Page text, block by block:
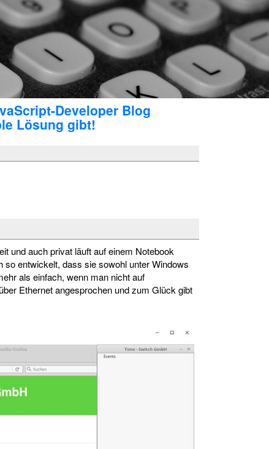
Developer Blog
Lösung gibt!
und auch privat läuft auf einem Notebook
entwickelt, dass sie sowohl unter Windows
als einfach, wenn man nicht auf
Ethernet angesprochen und zum Glück gibt